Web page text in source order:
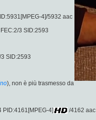
4]/5932 aac
3 SID:2593
SID:2593
), non è più trasmesso da
PID:4161[MPEG-4] /4162 aac